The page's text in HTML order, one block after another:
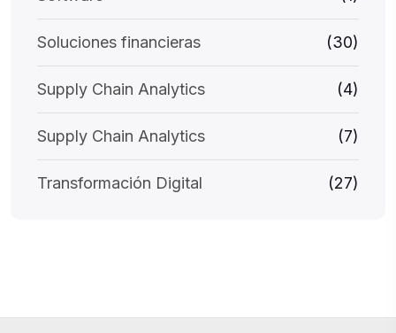
Soluciones financieras (30)
Supply Chain Analytics (4)
Supply Chain Analytics (7)
Transformación Digital (27)